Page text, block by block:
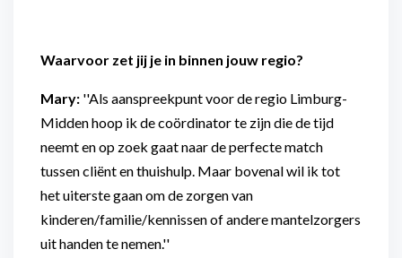
Waarvoor zet jij je in binnen jouw regio?
Mary: ''Als aanspreekpunt voor de regio Limburg-
Midden hoop ik de coördinator te zijn die de tijd
neemt en op zoek gaat naar de perfecte match
tussen cliënt en thuishulp. Maar bovenal wil ik tot
het uiterste gaan om de zorgen van
kinderen/familie/kennissen of andere mantelzorgers
uit handen te nemen.''